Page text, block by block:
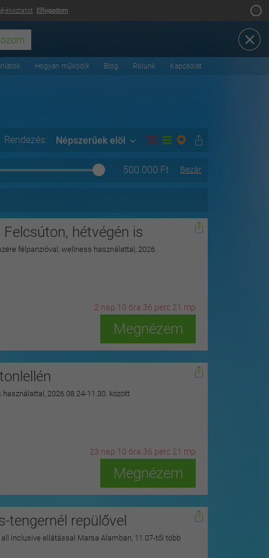
. Elfogadom
Hogyan működik Blog Rólunk Kapcsolat
Rendezés: Népszerűek elöl
Bezár
500.000 Ft
hétvégén is
félpanzióval, wellness használattal, 2026.
2 nap 10 óra 36 perc 19 mp
Megnézem
2026.08.24-11.30. között
23 nap 10 óra 36 perc 19 mp
Megnézem
tengernél repülővel
inclusive ellátással Marsa Alamban, 11.07-től több